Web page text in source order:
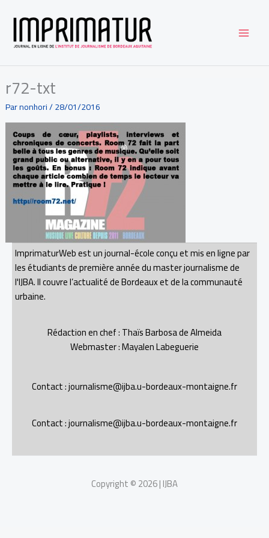
r72-txt
Parnonhori/28/01/2016
ImprimaturWeb est un journal-école conçu et mis en ligne par
les étudiants de première année du master journalisme de
l'IJBA. Il couvre l’actualité de Bordeaux et de la communauté
urbaine.
Rédaction en chef : Thaïs Barbosa de Almeida
Webmaster : Mayalen Labeguerie
Contact : journalisme@ijba.u-bordeaux-montaigne.fr
Contact : journalisme@ijba.u-bordeaux-montaigne.fr
Copyright © 2026 | IJBA